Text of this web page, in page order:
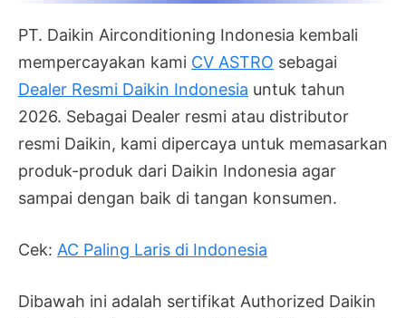
PT. Daikin Airconditioning Indonesia kembali
mempercayakan kami CV ASTRO sebagai
Dealer Resmi Daikin Indonesia untuk tahun
2026. Sebagai Dealer resmi atau distributor
resmi Daikin, kami dipercaya untuk memasarkan
produk-produk dari Daikin Indonesia agar
sampai dengan baik di tangan konsumen.
Cek: AC Paling Laris di Indonesia
Dibawah ini adalah sertifikat Authorized Daikin